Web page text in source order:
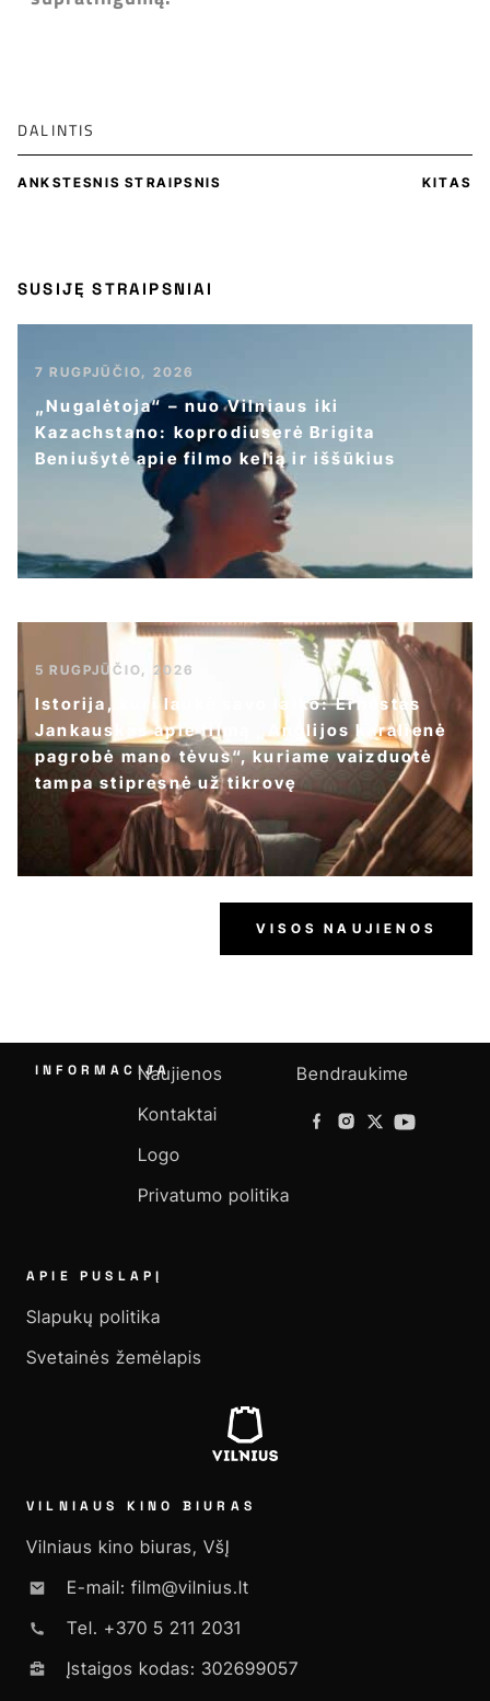
DALINTIS
ANKSTESNIS STRAIPSNIS KITAS
SUSIJĘ STRAIPSNIAI
7 RUGPJŪČIO, 2026
„Nugalėtoja“ – nuo Vilniaus iki
Kazachstano: koprodiuserė Brigita
Beniušytė apie filmo kelią ir iššūkius
5 RUGPJŪČIO, 2026
Istorija, kuri laukė savo laiko: Ernestas
Jankauskas apie filmą „Anglijos karalienė
pagrobė mano tėvus“, kuriame vaizduotė
tampa stipresnė už tikrovę
VISOS NAUJIENOS
INFORMACIJANaujienos
Kontaktai
Logo
Privatumo politika
Bendraukime
APIE PUSLAPĮ
Slapukų politika
Svetainės žemėlapis
VILNIAUS KINO BIURAS
Vilniaus kino biuras, VšĮ
E-mail: film@vilnius.lt
Tel. +370 5 211 2031
Įstaigos kodas: 302699057